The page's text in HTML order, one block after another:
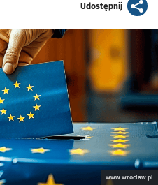
Udostępnijartykuł
www.wroclaw.pl